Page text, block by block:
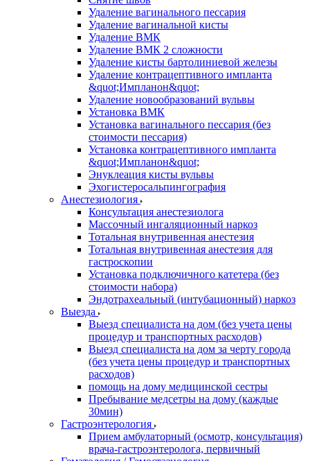
Удаление вагинального пессария
Удаление вагинальной кисты
Удаление ВМК
Удаление ВМК 2 сложности
Удаление кисты бартолиниевой железы
Удаление контрацептивного импланта
&quot;Импланон&quot;
Удаление новообразований вульвы
Установка ВМК
Установка вагинального пессария (без
стоимости пессария)
Установка контрацептивного импланта
&quot;Импланон&quot;
Энуклеация кисты вульвы
Эхогистеросальпингография
Анестезиология
Консультация анестезиолога
Массочный ингаляционный наркоз
Тотальная внутривенная анестезия
Тотальная внутривенная анестезия для
гастроскопии
Установка подключичного катетера (без
стоимости набора)
Эндотрахеальный (интубационный) наркоз
Выезда
Выезд специалиста на дом (без учета цены
процедур и транспортных расходов)
Выезд специалиста на дом за черту города
(без учета цены процедур и транспортных
расходов)
помощь на дому медицинской сестры
Пребывание медсетры на дому (каждые
30мин)
Гастроэнтерология
Прием амбулаторный (осмотр, консультация)
врача-гастроэнтеролога, первичный